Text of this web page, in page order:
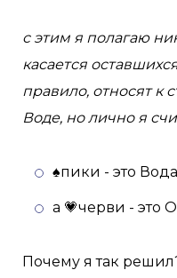
с этим я полагаю
касается
правило, относят к
Воде, но лично я
♠пики - это
а 💗черви - это
Почему я так